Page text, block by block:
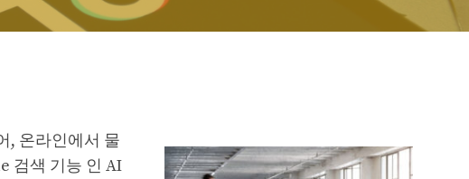
, 온라인에서 물
검색 기능 인 AI